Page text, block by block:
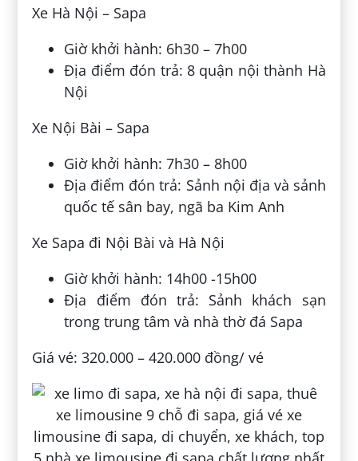
Xe Hà Nội – Sapa
Giờ khởi hành: 6h30 – 7h00
Địa điểm đón trả: 8 quận nội thành Hà
Nội
Xe Nội Bài – Sapa
Giờ khởi hành: 7h30 – 8h00
Địa điểm đón trả: Sảnh nội địa và sảnh
quốc tế sân bay, ngã ba Kim Anh
Xe Sapa đi Nội Bài và Hà Nội
Giờ khởi hành: 14h00 -15h00
Địa điểm đón trả: Sảnh khách sạn
trong trung tâm và nhà thờ đá Sapa
Giá vé: 320.000 – 420.000 đồng/ vé